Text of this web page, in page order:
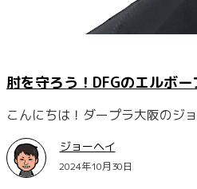
肘を守ろう！DFGのエルボ
こんにちは！ダープラ大阪のジ
ジョーヘイ
2024年10月30日